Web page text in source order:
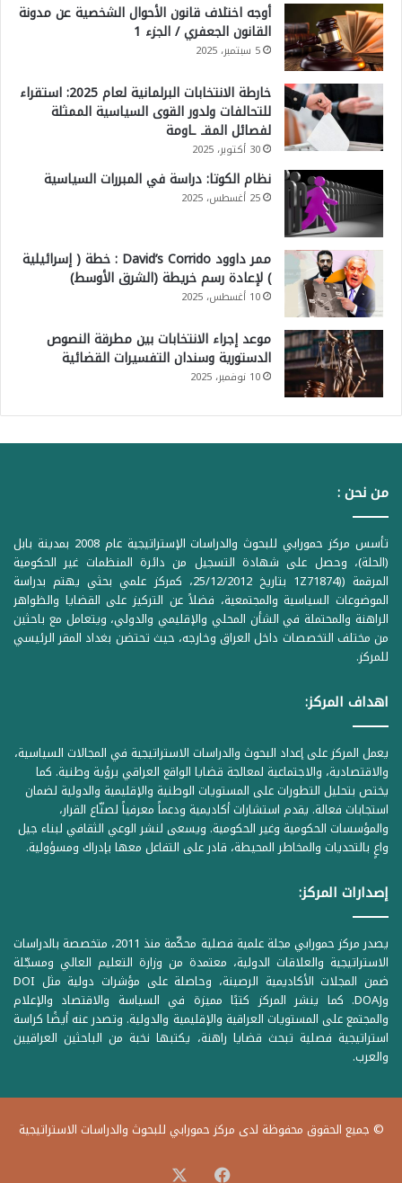
أوجه اختلاف قانون الأحوال الشخصية عن مدونة
القانون الجعفري / الجزء 1
5 سبتمبر، 2025
خارطة الانتخابات البرلمانية لعام 2025: استقراء
للتحالفات ولدور القوى السياسية الممثلة
لفصائل المقـ ـاومة
30 أكتوبر، 2025
نظام الكوتا: دراسة في المبررات السياسية
25 أغسطس، 2025
ممر داوود David’s Corrido : خطة ( إسرائيلية
) لإعادة رسم خريطة (الشرق الأوسط)
10 أغسطس، 2025
موعد إجراء الانتخابات بين مطرقة النصوص
الدستورية وسندان التفسيرات القضائية
10 نوفمبر، 2025
من نحن :
تأسس مركز حمورابي للبحوث والدراسات الإستراتيجية عام 2008 بمدينة بابل
(الحلة)، وحصل على شهادة التسجيل من دائرة المنظمات غير الحكومية
المرقمة ((1Z71874 بتاريخ 25/12/2012، كمركز علمي بحثي يهتم بدراسة
الموضوعات السياسية والمجتمعية، فضلاً عن التركيز على القضايا والظواهر
الراهنة والمحتملة في الشأن المحلي والإقليمي والدولي، ويتعامل مع باحثين
من مختلف التخصصات داخل العراق وخارجه، حيث تحتضن بغداد المقر الرئيسي
للمركز.
اهداف المركز:
يعمل المركز على إعداد البحوث والدراسات الاستراتيجية في المجالات السياسية،
والاقتصادية، والاجتماعية لمعالجة قضايا الواقع العراقي برؤية وطنية. كما
يختص بتحليل التطورات على المستويات الوطنية والإقليمية والدولية لضمان
استجابات فعالة. يقدم استشارات أكاديمية ودعماً معرفياً لصنّاع القرار،
والمؤسسات الحكومية وغير الحكومية. ويسعى لنشر الوعي الثقافي لبناء جيل
واعٍ بالتحديات والمخاطر المحيطة، قادر على التفاعل معها بإدراك ومسؤولية.
إصدارات المركز:
يصدر مركز حمورابي مجلة علمية فصلية محكّمة منذ 2011، متخصصة بالدراسات
الاستراتيجية والعلاقات الدولية، معتمدة من وزارة التعليم العالي ومسجّلة
ضمن المجلات الأكاديمية الرصينة، وحاصلة على مؤشرات دولية مثل DOI
وDOAJ. كما ينشر المركز كتبًا مميزة في السياسة والاقتصاد والإعلام
والمجتمع على المستويات العراقية والإقليمية والدولية. وتصدر عنه أيضًا كراسة
استراتيجية فصلية تبحث قضايا راهنة، يكتبها نخبة من الباحثين العراقيين
والعرب.
© جميع الحقوق محفوظة لدى مركز حمورابي للبحوث والدراسات الاستراتيجية
فيسبوك